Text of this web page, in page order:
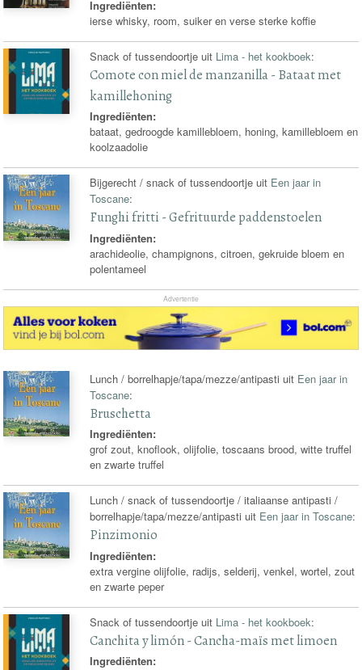
Ingrediënten:
ierse whisky, room, suiker en verse sterke koffie
Snack of tussendoortje uit Lima - het kookboek:
Comote con miel de manzanilla - Bataat met
kamillehoning
Ingrediënten:
bataat, gedroogde kamillebloem, honing, kamillebloem en
koolzaadolie
Bijgerecht / snack of tussendoortje uit Een jaar in
Toscane:
Funghi fritti - Gefrituurde paddenstoelen
Ingrediënten:
arachideolie, champignons, citroen, gekruide bloem en
polentameel
Advertentie
Lunch / borrelhapje/tapa/mezze/antipasti uit Een jaar in
Toscane:
Bruschetta
Ingrediënten:
grof zout, knoflook, olijfolie, toscaans brood, witte truffel
en zwarte truffel
Lunch / snack of tussendoortje / italiaanse antipasti /
borrelhapje/tapa/mezze/antipasti uit Een jaar in Toscane:
Pinzimonio
Ingrediënten:
extra vergine olijfolie, radijs, selderij, venkel, wortel, zout
en zwarte peper
Snack of tussendoortje uit Lima - het kookboek:
Canchita y limón - Cancha-maïs met limoen
Ingrediënten: